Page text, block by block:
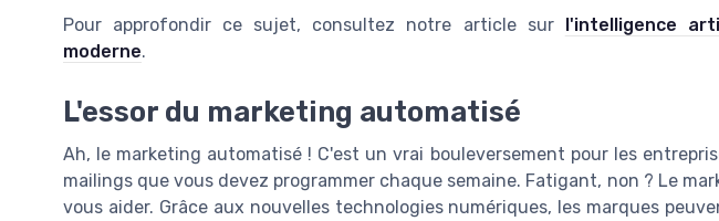
Pour approfondir ce sujet, consultez notre article sur
l'intelligence
moderne.
L'essor du marketing automatisé
Ah, le marketing automatisé ! C'est un vrai bouleversement pour les
mailings que vous devez programmer chaque semaine. Fatigant, non ? Le
vous aider. Grâce aux nouvelles technologies numériques, les marques